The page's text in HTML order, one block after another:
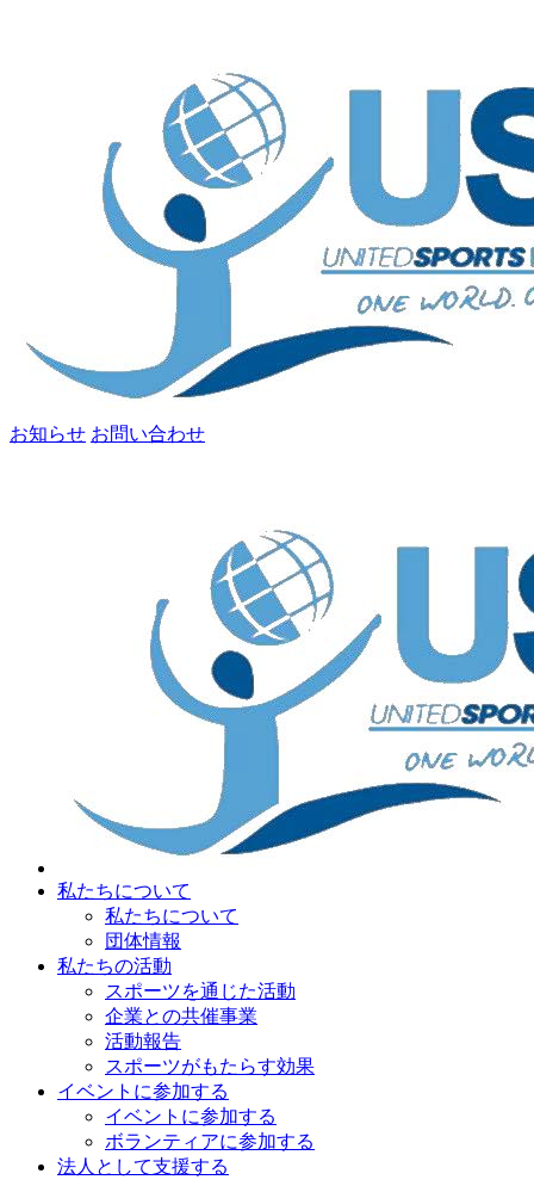
お知らせ お問い合わせ
私たちについて
私たちについて
団体情報
私たちの活動
スポーツを通じた活動
企業との共催事業
活動報告
スポーツがもたらす効果
イベントに参加する
イベントに参加する
ボランティアに参加する
法人として支援する